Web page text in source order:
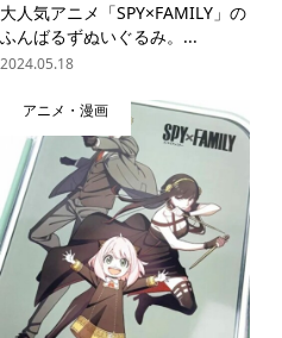
大人気アニメ「SPY×FAMILY」の
ふんばるずぬいぐるみ。...
2024.05.18
アニメ・漫画